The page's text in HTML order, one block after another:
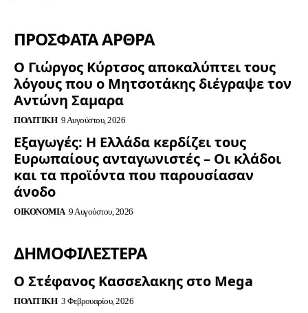
ΠΡΟΣΦΑΤΑ ΑΡΘΡΑ
Ο Γιώργος Κύρτσος αποκαλύπτει τους
λόγους που ο Μητσοτάκης διέγραψε τον
Αντώνη Σαμαρα
ΠΟΛΙΤΙΚΉ 9 Αυγούστου, 2026
Εξαγωγές: Η Ελλάδα κερδίζει τους
Ευρωπαίους ανταγωνιστές – Οι κλάδοι
και τα προϊόντα που παρουσίασαν
άνοδο
ΟΙΚΟΝΟΜΊΑ 9 Αυγούστου, 2026
ΔΗΜΟΦΙΛΈΣΤΕΡΑ
Ο Στέφανος Κασσελακης στο Mega
ΠΟΛΙΤΙΚΉ 3 Φεβρουαρίου, 2026